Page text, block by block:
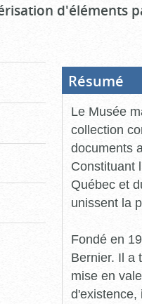
d'éléments
Résumé
Le Musée
collection
documents
Constituant
Québec et
unissent la
Fondé en
Bernier. Il a
mise en
d'existence,